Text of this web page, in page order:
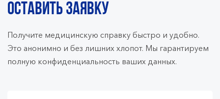
ОСТАВИТЬ ЗАЯВКУ
Получите медицинскую справку быстро и удобно.
Это анонимно и без лишних хлопот. Мы гарантируем
полную конфиденциальность ваших данных.